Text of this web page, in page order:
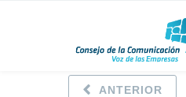
ANTERIOR